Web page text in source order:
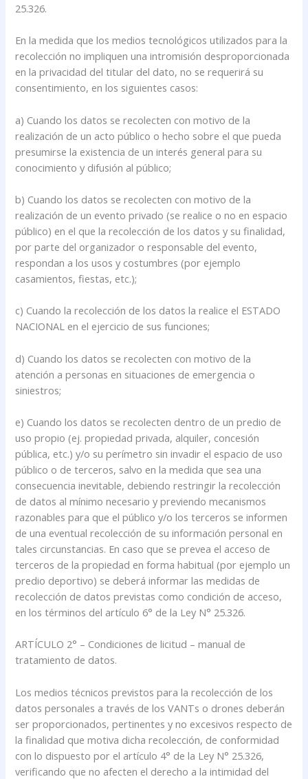
25.326.
En la medida que los medios tecnológicos utilizados para la
recolección no impliquen una intromisión desproporcionada
en la privacidad del titular del dato, no se requerirá su
consentimiento, en los siguientes casos:
a) Cuando los datos se recolecten con motivo de la
realización de un acto público o hecho sobre el que pueda
presumirse la existencia de un interés general para su
conocimiento y difusión al público;
b) Cuando los datos se recolecten con motivo de la
realización de un evento privado (se realice o no en espacio
público) en el que la recolección de los datos y su finalidad,
por parte del organizador o responsable del evento,
respondan a los usos y costumbres (por ejemplo
casamientos, fiestas, etc.);
c) Cuando la recolección de los datos la realice el ESTADO
NACIONAL en el ejercicio de sus funciones;
d) Cuando los datos se recolecten con motivo de la
atención a personas en situaciones de emergencia o
siniestros;
e) Cuando los datos se recolecten dentro de un predio de
uso propio (ej. propiedad privada, alquiler, concesión
pública, etc.) y/o su perímetro sin invadir el espacio de uso
público o de terceros, salvo en la medida que sea una
consecuencia inevitable, debiendo restringir la recolección
de datos al mínimo necesario y previendo mecanismos
razonables para que el público y/o los terceros se informen
de una eventual recolección de su información personal en
tales circunstancias. En caso que se prevea el acceso de
terceros de la propiedad en forma habitual (por ejemplo un
predio deportivo) se deberá informar las medidas de
recolección de datos previstas como condición de acceso,
en los términos del artículo 6° de la Ley N° 25.326.
ARTÍCULO 2° – Condiciones de licitud – manual de
tratamiento de datos.
Los medios técnicos previstos para la recolección de los
datos personales a través de los VANTs o drones deberán
ser proporcionados, pertinentes y no excesivos respecto de
la finalidad que motiva dicha recolección, de conformidad
con lo dispuesto por el artículo 4° de la Ley N° 25.326,
verificando que no afecten el derecho a la intimidad del